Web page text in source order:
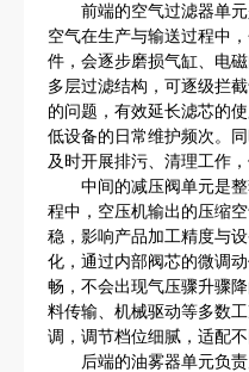
前端的空气过滤器单元
空气在生产与输送过程中
件，会逐步磨损气缸、电
多层过滤结构，可逐级拦
的问题，有效延长滤芯的
低设备的日常维护频次。
及时开展排污、清理工作
中间的减压阀单元是整
程中，空压机输出的压缩
稳，影响产品加工精度与
化，通过内部阀芯的微调
畅，不会出现气压骤升骤
料传输、机械驱动等多数
调，调节档位细腻，适配
后端的油雾器单元负责